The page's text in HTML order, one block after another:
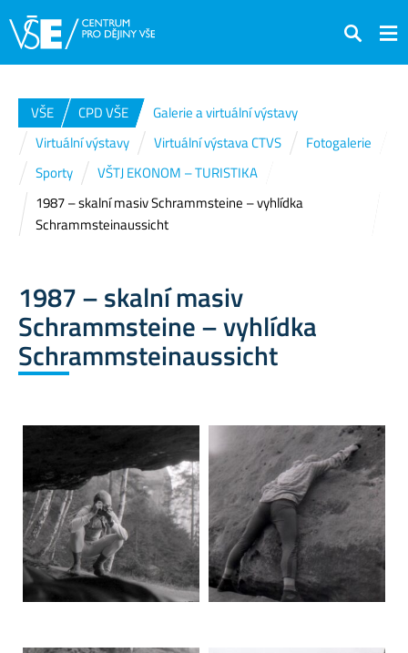
Hledat
VŠE CPD VŠE
Galerie a virtuální výstavy
Virtuální výstavy
Virtuální výstava CTVS
Fotogalerie
Sporty
VŠTJ EKONOM – TURISTIKA
1987 – skalní masiv Schrammsteine – vyhlídka
Schrammsteinaussicht
1987 – skalní masiv
Schrammsteine – vyhlídka
Schrammsteinaussicht